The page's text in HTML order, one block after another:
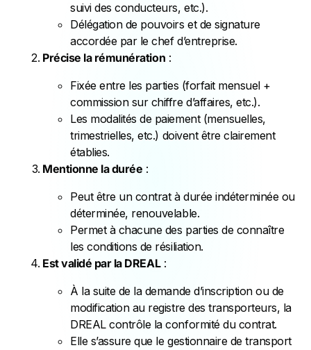
suivi des conducteurs, etc.).
Délégation de pouvoirs et de signature
accordée par le chef d’entreprise.
Précise la rémunération :
Fixée entre les parties (forfait mensuel +
commission sur chiffre d’affaires, etc.).
Les modalités de paiement (mensuelles,
trimestrielles, etc.) doivent être clairement
établies.
Mentionne la durée :
Peut être un contrat à durée indéterminée ou
déterminée, renouvelable.
Permet à chacune des parties de connaître
les conditions de résiliation.
Est validé par la DREAL:
À la suite de la demande d’inscription ou de
modification au registre des transporteurs, la
DREAL contrôle la conformité du contrat.
Elle s’assure que le gestionnaire de transport